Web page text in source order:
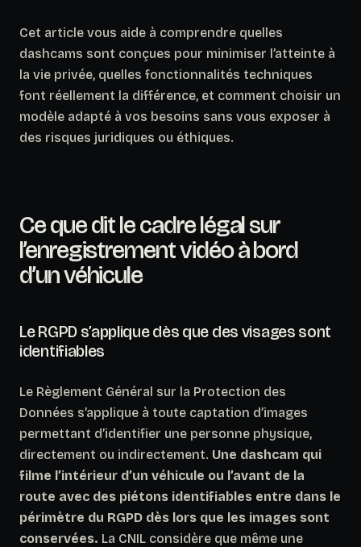
Cet article vous aide à comprendre quelles
dashcams sont conçues pour minimiser l’atteinte à
la vie privée, quelles fonctionnalités techniques
font réellement la différence, et comment choisir un
modèle adapté à vos besoins sans vous exposer à
des risques juridiques ou éthiques.
Ce que dit le cadre légal sur
l’enregistrement vidéo à bord
d’un véhicule
Le RGPD s’applique dès que des visages sont
identifiables
Le Règlement Général sur la Protection des
Données s’applique à toute captation d’images
permettant d’identifier une personne physique,
directement ou indirectement. Une dashcam qui
filme l’intérieur d’un véhicule ou l’avant de la
route avec des piétons identifiables entre dans le
périmètre du RGPD dès lors que les images sont
conservées. La CNIL considère que même une